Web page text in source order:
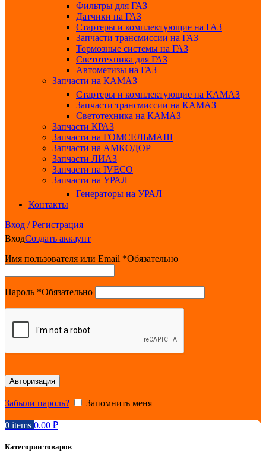
Фильтры для ГАЗ
Датчики на ГАЗ
Стартеры и комплектующие на ГАЗ
Запчасти трансмиссии на ГАЗ
Тормозные системы на ГАЗ
Светотехника для ГАЗ
Автометизы на ГАЗ
Запчасти на КАМАЗ
Стартеры и комплектующие на КАМАЗ
Запчасти трансмиссии на КАМАЗ
Светотехника на КАМАЗ
Запчасти КРАЗ
Запчасти на ГОМСЕЛЬМАШ
Запчасти на АМКОДОР
Запчасти ЛИАЗ
Запчасти на IVECO
Запчасти на УРАЛ
Генераторы на УРАЛ
Контакты
Вход / Регистрация
ВходСоздать аккаунт
Имя пользователя или Email *Обязательно
Пароль *Обязательно
Авторизация
Забыли пароль? Запомнить меня
0 items 0.00 ₽
Категории товаров